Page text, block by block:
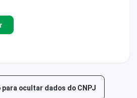
ocultar dados do CNPJ